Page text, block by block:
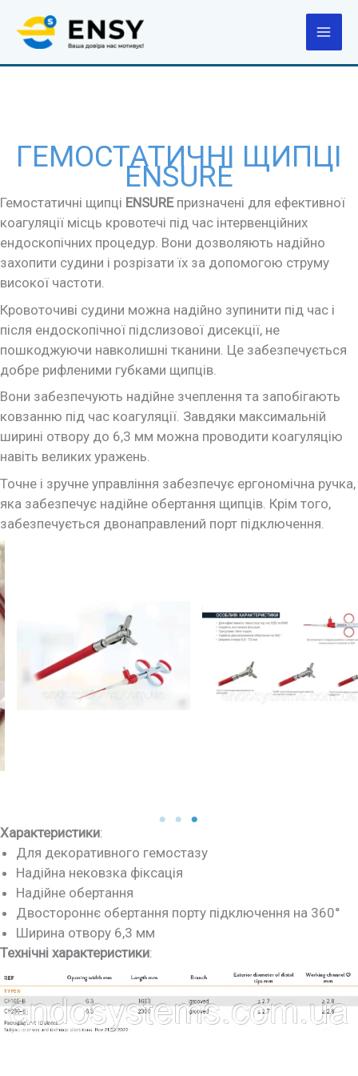
вмісту
ГЕМОСТАТИЧНІ ЩИПЦІ
ENSURE
Гемостатичні щипці ENSURE призначені для ефективної
коагуляції місць кровотечі під час інтервенційних
ендоскопічних процедур. Вони дозволяють надійно
захопити судини і розрізати їх за допомогою струму
високої частоти.
Кровоточиві судини можна надійно зупинити під час і
після ендоскопічної підслизової дисекції, не
пошкоджуючи навколишні тканини. Це забезпечується
добре рифленими губками щипців.
Вони забезпечують надійне зчеплення та запобігають
ковзанню під час коагуляції. Завдяки максимальній
ширині отвору до 6,3 мм можна проводити коагуляцію
навіть великих уражень.
Точне і зручне управління забезпечує ергономічна ручка,
яка забезпечує надійне обертання щипців. Крім того,
забезпечується двонаправлений порт підключення.
Характеристики:
Для декоративного гемостазу
Надійна нековзка фіксація
Надійне обертання
Двостороннє обертання порту підключення на 360°
Ширина отвору 6,3 мм
Технічні характеристики: